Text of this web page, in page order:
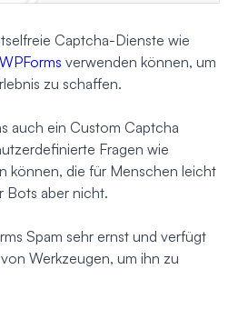
Captcha-Dienste wie
verwenden können, um
zu schaffen.
auch ein Custom Captcha
Fragen wie
können, die für Menschen leicht
Bots aber nicht.
Spam sehr ernst und verfügt
Werkzeugen, um ihn zu